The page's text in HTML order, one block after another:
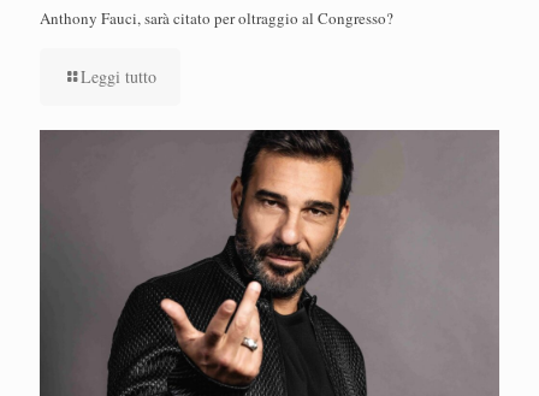
Anthony Fauci, sarà citato per oltraggio al Congresso?
Leggi tutto